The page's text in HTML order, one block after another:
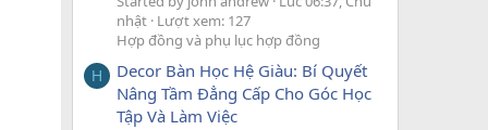
nhật Lượt xem: 127
Hợp đồng và phụ lục hợp đồng
H
Decor Bàn Học Hệ Giàu: Bí Quyết
Nâng Tầm Đẳng Cấp Cho Góc Học
Tập Và Làm Việc